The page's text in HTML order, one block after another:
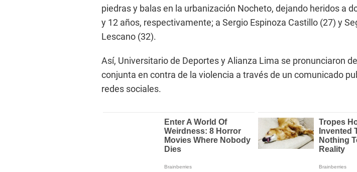
piedras y balas en la urbanización Nocheto, dejando heridos a
y 12 años, respectivamente; a Sergio Espinoza Castillo (27) y
Lescano (32).
Así, Universitario de Deportes y Alianza Lima se pronunciaron
conjunta en contra de la violencia a través de un comunicado
redes sociales.